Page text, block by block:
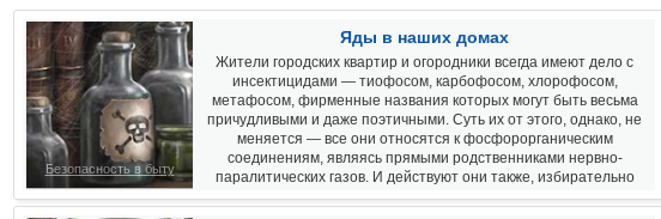
Безопасность в быту
Яды в наших домах
Жители городских квартир и огородники всегда имеют дело с
инсектицидами — тиофосом, карбофосом, хлорофосом,
метафосом, фирменные названия которых могут быть весьма
причудливыми и даже поэтичными. Суть их от этого, однако, не
меняется — все они относятся к фосфорорганическим
соединениям, являясь прямыми родственниками нервно-
паралитических газов. И действуют они также, избирательно
нарушая работу фермента холинэстеразы и, таким образом,